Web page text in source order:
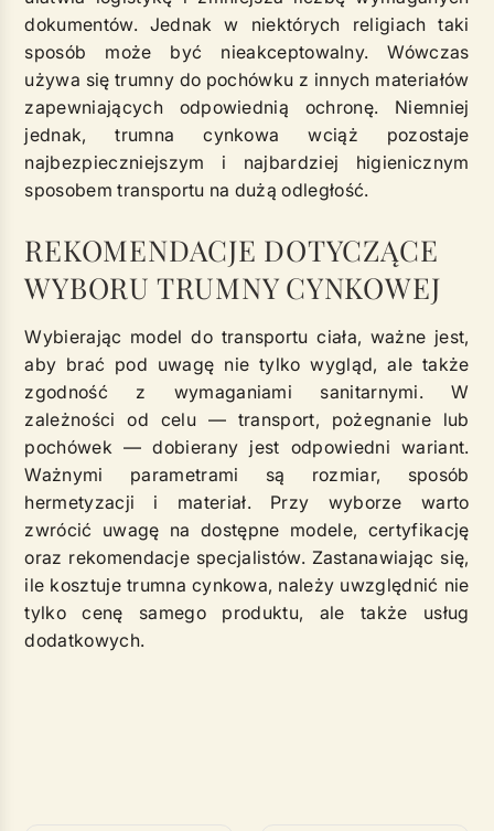
dokumentów. Jednak w niektórych religiach taki
sposób może być nieakceptowalny. Wówczas
używa się trumny do pochówku z innych materiałów
zapewniających odpowiednią ochronę. Niemniej
jednak, trumna cynkowa wciąż pozostaje
najbezpieczniejszym i najbardziej higienicznym
sposobem transportu na dużą odległość.
REKOMENDACJE DOTYCZĄCE
WYBORU TRUMNY CYNKOWEJ
Wybierając model do transportu ciała, ważne jest,
aby brać pod uwagę nie tylko wygląd, ale także
zgodność z wymaganiami sanitarnymi. W
zależności od celu — transport, pożegnanie lub
pochówek — dobierany jest odpowiedni wariant.
Ważnymi parametrami są rozmiar, sposób
hermetyzacji i materiał. Przy wyborze warto
zwrócić uwagę na dostępne modele, certyfikację
oraz rekomendacje specjalistów. Zastanawiając się,
ile kosztuje trumna cynkowa, należy uwzględnić nie
tylko cenę samego produktu, ale także usług
dodatkowych.